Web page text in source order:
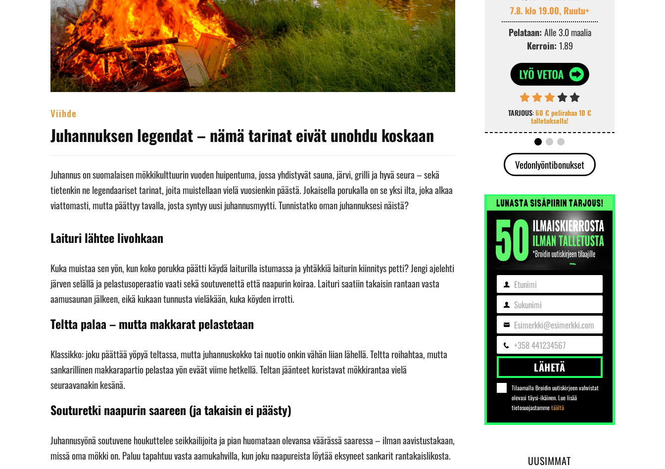
Viihde
Juhannuksen legendat – nämä tarinat eivät unohdu koskaan
Juhannus on suomalaisen mökkikulttuurin vuoden huipentuma, jossa yhdistyvät sauna, järvi, grilli ja hyvä seura – sekä
tietenkin ne legendaariset tarinat, joita muistellaan vielä vuosienkin päästä. Jokaisella porukalla on se yksi ilta, joka alkaa
viattomasti, mutta päättyy tavalla, josta syntyy uusi juhannusmyytti. Tunnistatko oman juhannuksesi näistä?
Laituri lähtee livohkaan
Kuka muistaa sen yön, kun koko porukka päätti käydä laiturilla istumassa ja yhtäkkiä laiturin kiinnitys petti? Jengi ajelehti
järven selällä ja pelastusoperaatio vaati sekä soutuvenettä että naapurin koiraa. Laituri saatiin takaisin rantaan vasta
aamusaunan jälkeen, eikä kukaan tunnusta vieläkään, kuka köyden irrotti.
Teltta palaa – mutta makkarat pelastetaan
Klassikko: joku päättää yöpyä teltassa, mutta juhannuskokko tai nuotio onkin vähän liian lähellä. Teltta roihahtaa, mutta
sankarillinen makkarapartio pelastaa yön eväät viime hetkellä. Teltan jäänteet koristavat mökkirantaa vielä
seuraavanakin kesänä.
Souturetki naapurin saareen (ja takaisin ei päästy)
Juhannusyönä soutuvene houkuttelee seikkailijoita ja pian huomataan olevansa väärässä saaressa – ilman aavistustakaan,
missä oma mökki on. Paluu tapahtuu vasta aamukahvilla, kun joku naapureista löytää eksyneet sankarit rantakaislikosta.
7.8. klo 19.00, Ruutu+
Pelataan: Alle 3.0 maalia
Kerroin: 1.89
TARJOUS:60 € pelirahaa 10 €
talletuksella!
Vedonlyöntibonukset
EtunimiEtunimi
SukunimiSukunimi
SähköpostiEsimerkki@esimerkki.com
Puhelin+358 441234567
LÄHETÄ
Tilaamalla Broidin uutiskirjeen vahvistat
olevasi täysi-ikäinen. Lue lisää
tietosuojastammetäältä
UUSIMMAT